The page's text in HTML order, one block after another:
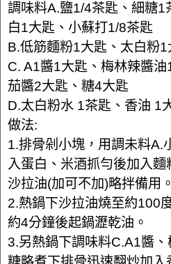
調味料A.鹽1/4茶匙、細糖1
白1大匙、小蘇打1/8茶匙
B.低筋麵粉1大匙、太白粉
C. A1醬1大匙、梅林辣醬
茄醬2大匙、糖4大匙
D.太白粉水 1茶匙、香油 1
做法:
1.排骨剁小塊，用調未料A.
入蛋白、米酒抓勻後加入
沙拉油(加可不加)略拌備用。
2.熱鍋下沙拉油燒至約100
約4分鐘後起鍋瀝乾油。
3.另熱鍋下調味料C.A1醬、